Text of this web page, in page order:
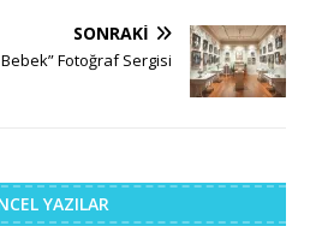
SONRAKI
Bebek” Fotoğraf Sergisi
YAZILAR